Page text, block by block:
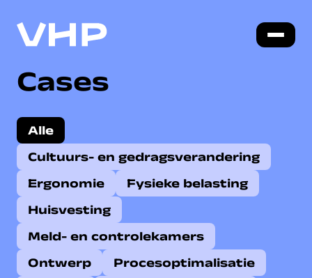
Cases
Alle
Cultuurs- en gedragsverandering
Ergonomie
Fysieke belasting
Huisvesting
Meld- en controlekamers
Ontwerp
Procesoptimalisatie